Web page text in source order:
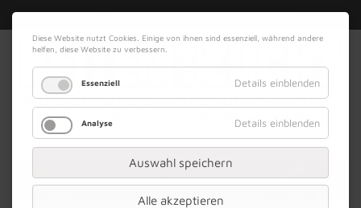
08. August 2026 Impressum|Kontakt|Datenschutz
Werbung
Diese Website nutzt Cookies. Einige von ihnen sind essenziell, während andere
helfen, diese Website zu verbessern.
Essenziell Details einblenden
Analyse Details einblenden
Auswahl speichern
Alle akzeptieren